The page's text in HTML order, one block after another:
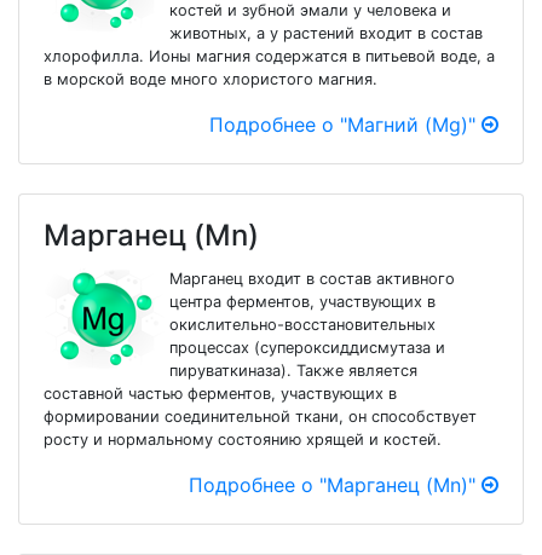
костей и зубной эмали у человека и
животных, а у растений входит в состав
хлорофилла. Ионы магния содержатся в питьевой воде, а
в морской воде много хлористого магния.
Подробнее о "Магний (Mg)"
Марганец (Mn)
Марганец входит в состав активного
центра ферментов, участвующих в
окислительно-восстановительных
процессах (супероксиддисмутаза и
пируваткиназа). Также является
составной частью ферментов, участвующих в
формировании соединительной ткани, он способствует
росту и нормальному состоянию хрящей и костей.
Подробнее о "Марганец (Mn)"